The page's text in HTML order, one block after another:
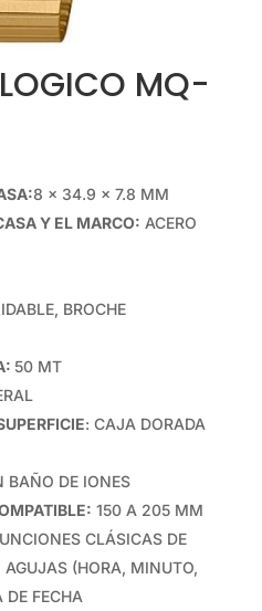
MQ-
8 × 34.9 × 7.8 MM
Y EL MARCO: ACERO
BROCHE
50 MT
: CAJA DORADA
BAÑO DE IONES
150 A 205 MM
CLÁSICAS DE
(HORA, MINUTO,
DE FECHA